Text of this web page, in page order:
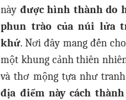
này được hình thành do
phun trào của núi lửa
khứ. Nơi đây mang đến
một khung cảnh thiên
và thơ mộng tựa như tranh
địa điểm này cách